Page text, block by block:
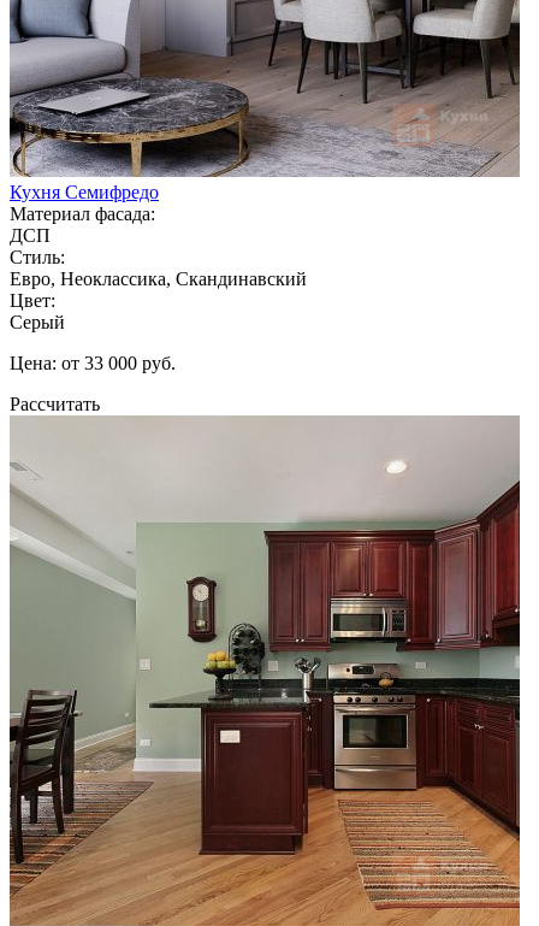
Кухня Семифредо
Материал фасада:
ДСП
Стиль:
Евро, Неоклассика, Скандинавский
Цвет:
Серый
Цена: от 33 000 руб.
Рассчитать